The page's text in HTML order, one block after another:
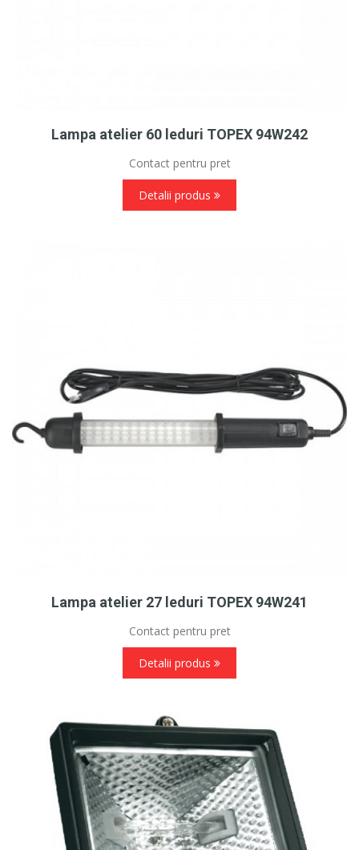
Lampa atelier 60 leduri TOPEX 94W242
Contact pentru pret
Detalii produs
Lampa atelier 27 leduri TOPEX 94W241
Contact pentru pret
Detalii produs